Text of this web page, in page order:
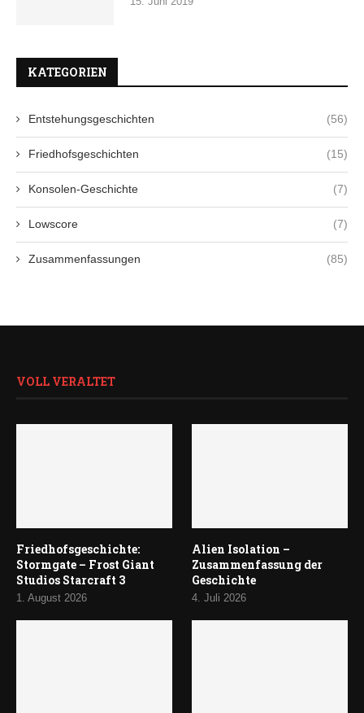
KATEGORIEN
Entstehungsgeschichten (56)
Friedhofsgeschichten (15)
Konsolen-Geschichte (7)
Lowscore (7)
Zusammenfassungen (85)
VOLL VERALTET
Friedhofsgeschichte:
Stormgate – Frost Giant
Studios Starcraft 3
1. August 2026
Alien Isolation –
Zusammenfassung der
Geschichte
4. Juli 2026